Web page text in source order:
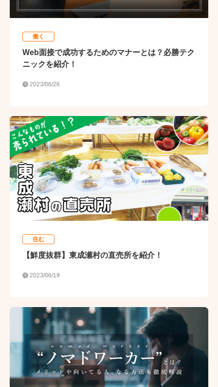
働く
Web面接で成功するためのマナーとは？必勝テク
ニックを紹介！
2023/06/26
住む
【鮮度抜群】東成瀬村の直売所を紹介！
2023/06/19